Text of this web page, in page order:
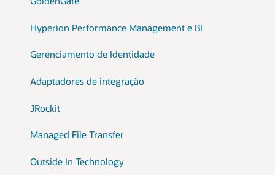
Hyperion Performance Management e BI
Gerenciamento de Identidade
Adaptadores de integração
JRockit
Managed File Transfer
Outside In Technology